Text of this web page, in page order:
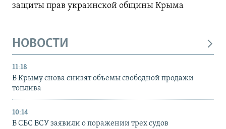
защиты прав украинской общины Крыма
НОВОСТИ
11:18
В Крыму снова снизят объемы свободной продажи
топлива
10:14
В СБС ВСУ заявили о поражении трех судов